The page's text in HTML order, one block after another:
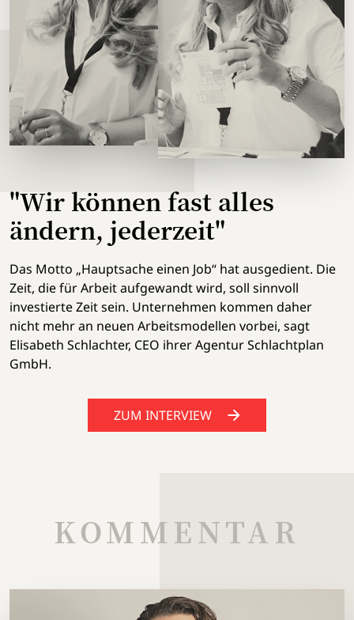
"Wir können fast alles
ändern, jederzeit"
Das Motto „Hauptsache einen Job“ hat ausgedient. Die
Zeit, die für Arbeit aufgewandt wird, soll sinnvoll
investierte Zeit sein. Unternehmen kommen daher
nicht mehr an neuen Arbeitsmodellen vorbei, sagt
Elisabeth Schlachter, CEO ihrer Agentur Schlachtplan
GmbH.
ZUM INTERVIEW
KOMMENTAR